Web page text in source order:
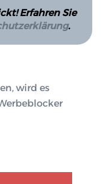
Erfahren Sie
.
wird es